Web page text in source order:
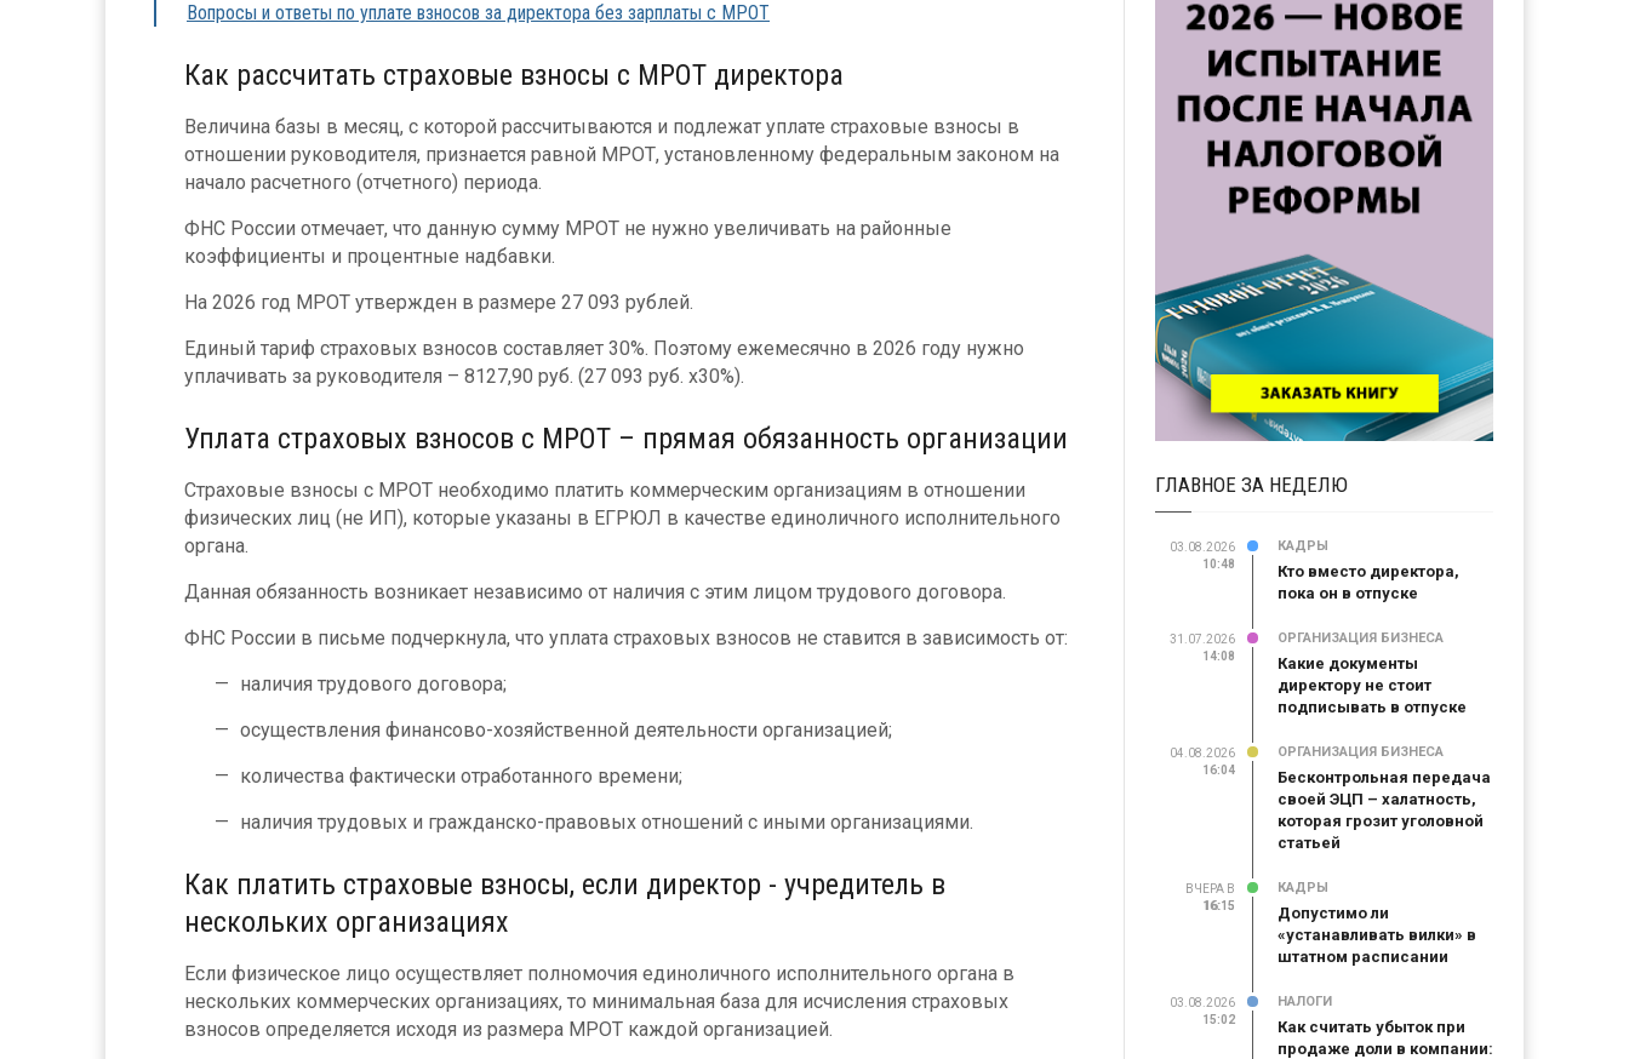
Вопросы и ответы по уплате взносов за директора без зарплаты с МРОТ
Как рассчитать страховые взносы с МРОТ директора
Величина базы в месяц, с которой рассчитываются и подлежат уплате страховые взносы в
отношении руководителя, признается равной МРОТ, установленному федеральным законом на
начало расчетного (отчетного) периода.
ФНС России отмечает, что данную сумму МРОТ не нужно увеличивать на районные
коэффициенты и процентные надбавки.
На 2026 год МРОТ утвержден в размере 27 093 рублей.
Единый тариф страховых взносов составляет 30%. Поэтому ежемесячно в 2026 году нужно
уплачивать за руководителя – 8127,90 руб. (27 093 руб. х30%).
Уплата страховых взносов с МРОТ – прямая обязанность организации
Страховые взносы с МРОТ необходимо платить коммерческим организациям в отношении
физических лиц (не ИП), которые указаны в ЕГРЮЛ в качестве единоличного исполнительного
органа.
Данная обязанность возникает независимо от наличия с этим лицом трудового договора.
ФНС России в письме подчеркнула, что уплата страховых взносов не ставится в зависимость от:
наличия трудового договора;
осуществления финансово-хозяйственной деятельности организацией;
количества фактически отработанного времени;
наличия трудовых и гражданско-правовых отношений с иными организациями.
Как платить страховые взносы, если директор - учредитель в
нескольких организациях
Если физическое лицо осуществляет полномочия единоличного исполнительного органа в
нескольких коммерческих организациях, то минимальная база для исчисления страховых
взносов определяется исходя из размера МРОТ каждой организацией.
ГЛАВНОЕ ЗА НЕДЕЛЮ
03.08.2026
10:48
КАДРЫ
Кто вместо директора,
пока он в отпуске
31.07.2026
14:08
ОРГАНИЗАЦИЯ БИЗНЕСА
Какие документы
директору не стоит
подписывать в отпуске
04.08.2026
16:04
ОРГАНИЗАЦИЯ БИЗНЕСА
Бесконтрольная передача
своей ЭЦП – халатность,
которая грозит уголовной
статьей
ВЧЕРА В
16:15
16:15
КАДРЫ
Допустимо ли
«устанавливать вилки» в
штатном расписании
03.08.2026
15:02
НАЛОГИ
Как считать убыток при
продаже доли в компании: